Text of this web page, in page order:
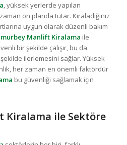
, yüksek yerlerde yapılan
ön planda tutar. Kiraladığınız
uygun olarak düzenli bakım
Manlift Kiralama ile
bir şekilde çalışır, bu da
ilerlemesini sağlar. Yüksek
her zaman en önemli faktördür
bu güvenliği sağlamak için
Kiralama ile Sektöre